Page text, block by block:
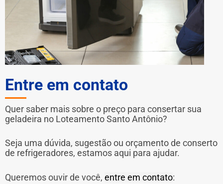
Entre em contato
Quer saber mais sobre o preço para consertar sua
geladeira no Loteamento Santo Antônio?
Seja uma dúvida, sugestão ou orçamento de conserto
de refrigeradores, estamos aqui para ajudar.
Queremos ouvir de você, entre em contato: